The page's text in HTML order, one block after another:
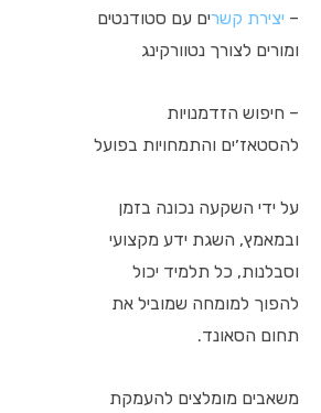
– יצירת קשרים עם סטודנטים
ומורים לצורך נטוורקינג
– חיפוש הזדמנויות
להסטאז׳ים והתמחויות בפועל
על ידי השקעה נכונה בזמן
ובמאמץ, השגת ידע מקצועי
וסבלנות, כל תלמיד יכול
להפוך למומחה שמוביל את
תחום הסאונד.
משאבים מומלצים להעמקת